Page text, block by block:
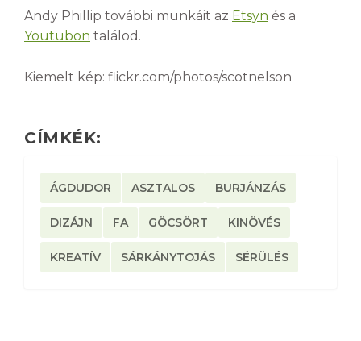
Andy Phillip további munkáit az Etsyn és a
Youtubon találod.
Kiemelt kép: flickr.com/photos/scotnelson
CÍMKÉK:
ÁGDUDOR ASZTALOS BURJÁNZÁS
DIZÁJN FA GÖCSÖRT KINÖVÉS
KREATÍV SÁRKÁNYTOJÁS SÉRÜLÉS